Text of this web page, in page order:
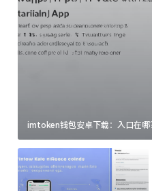
imtoken钱包安卓下载：入口在哪